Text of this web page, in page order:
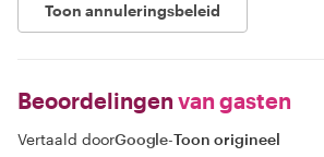
Toon annuleringsbeleid
Beoordelingen van gasten
Vertaald doorGoogle-Toon origineel